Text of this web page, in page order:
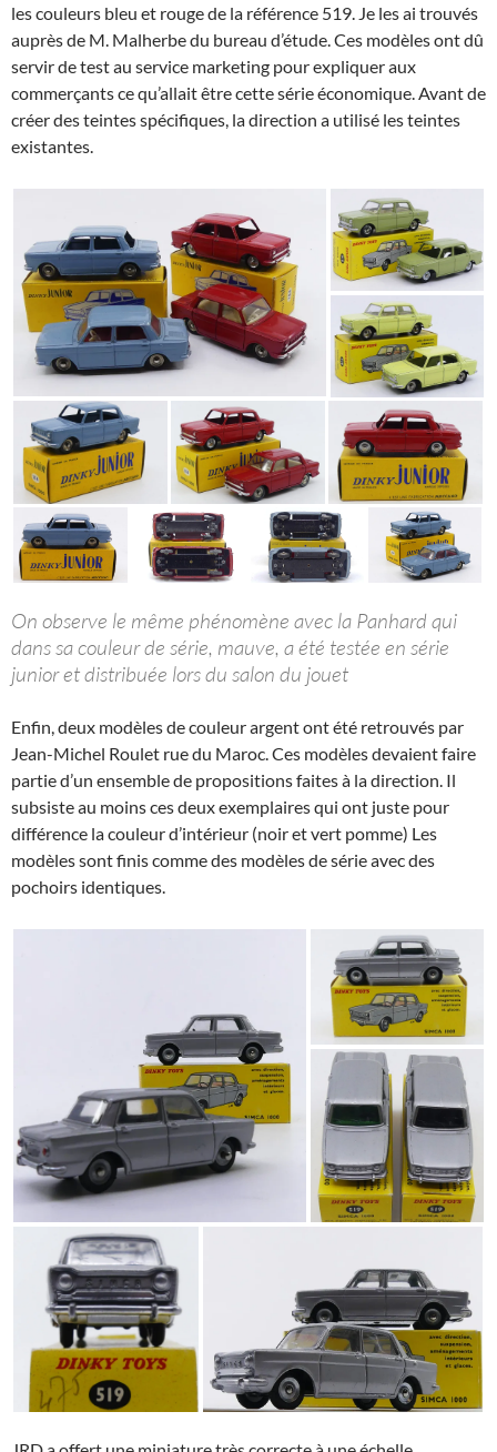
les couleurs bleu et rouge de la référence 519. Je les ai trouvés
auprès de M. Malherbe du bureau d’étude. Ces modèles ont dû
servir de test au service marketing pour expliquer aux
commerçants ce qu’allait être cette série économique. Avant de
créer des teintes spécifiques, la direction a utilisé les teintes
existantes.
On observe le même phénomène avec la Panhard qui
dans sa couleur de série, mauve, a été testée en série
junior et distribuée lors du salon du jouet
Enfin, deux modèles de couleur argent ont été retrouvés par
Jean-Michel Roulet rue du Maroc. Ces modèles devaient faire
partie d’un ensemble de propositions faites à la direction. Il
subsiste au moins ces deux exemplaires qui ont juste pour
différence la couleur d’intérieur (noir et vert pomme) Les
modèles sont finis comme des modèles de série avec des
pochoirs identiques.